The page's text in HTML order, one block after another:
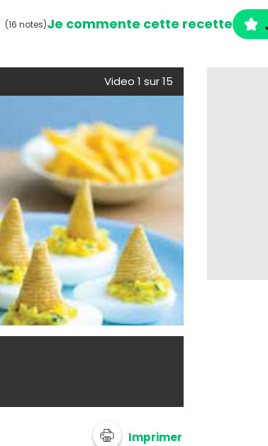
(16 notes)Je commente cette recette
Video 1 sur 15
Imprimer